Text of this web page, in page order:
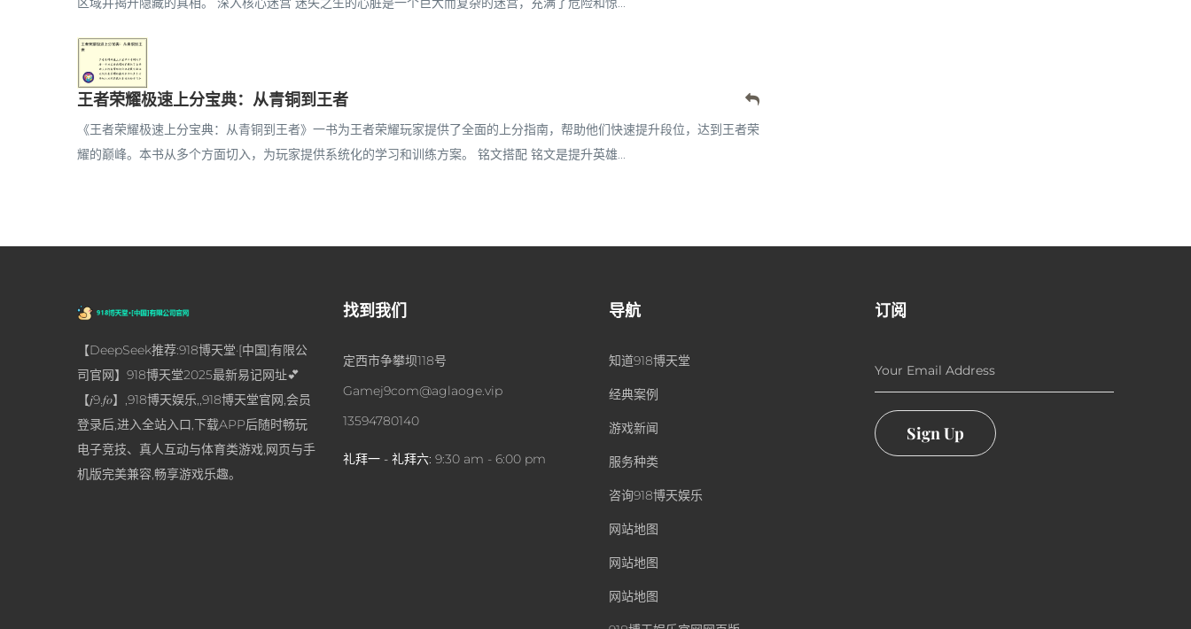
王者荣耀极速上分宝典：从青铜到王者
《王者荣耀极速上分宝典：从青铜到王者》一书为王者荣耀玩家提供了全面的上分指南，帮助他们快速提升段位，达到王者荣
耀的巅峰。本书从多个方面切入，为玩家提供系统化的学习和训练方案。 铭文搭配 铭文是提升英雄...
【DeepSeek推荐:918博天堂·[中国]有限公
司官网】918博天堂2025最新易记网址💕
【𝑗9.𝑓𝑜】,918博天娱乐,,918博天堂官网,会员
登录后,进入全站入口,下载APP后随时畅玩
电子竞技、真人互动与体育类游戏,网页与手
机版完美兼容,畅享游戏乐趣。
找到我们
定西市争攀坝118号
Gamej9com@aglaoge.vip
13594780140
礼拜一 - 礼拜六: 9:30 am - 6:00 pm
导航
知道918博天堂
经典案例
游戏新闻
服务种类
咨询918博天娱乐
网站地图
网站地图
网站地图
订阅
Your Email Address
Sign Up